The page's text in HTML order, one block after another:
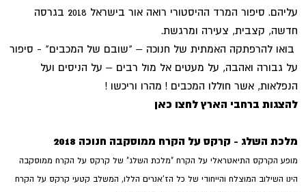
עליהם. סיפור המרד ההיסטורי רואה אור בישראל 2018 בגרסה
חדשה, קצבית, צעירה ומרגשת.
בואו להרפתקה האמתית של חנוכה – "שובם של המכבים" - סיפור
על גבורה ואהבה, על מעטים אל מול רבים – על הניסים ועל
הנפלאות, אשר חוללו המכבים ! מהרו וריכשו !
להצגות ברחבי הארץ לחצו כאן
מלכת השלג - קרקס על הקרח ממוסקבה חנוכה 2018
מופע הקרקס התיאטראלי על הקרח "מלכת השלג" של קרקס על הקרח ממוסקבה
הינו השילוב המוצלח והייחודי של כל הז'אנרים הללו, המשלב קטעי קרקס על הקרח